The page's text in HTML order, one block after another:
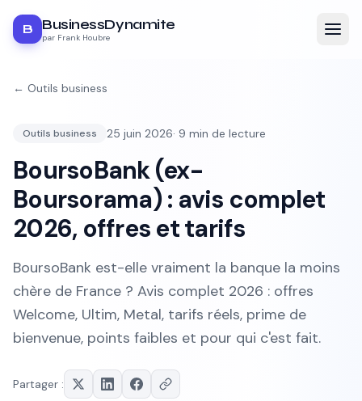
B BusinessDynamite
par Frank Houbre
← Outils business
Outils business 25 juin 2026· 9 min de lecture
BoursoBank (ex-
Boursorama) : avis complet
2026, offres et tarifs
BoursoBank est-elle vraiment la banque la moins
chère de France ? Avis complet 2026 : offres
Welcome, Ultim, Metal, tarifs réels, prime de
bienvenue, points faibles et pour qui c'est fait.
Partager :